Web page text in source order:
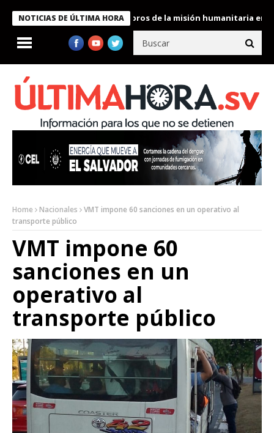
NOTICIAS DE ÚLTIMA HORA
Bukele condecora a miembros de la misión humanitaria enviada
Home Nacionales
VMT impone 60 sanciones en un operativo al
transporte público
VMT impone 60
sanciones en un
operativo al
transporte público